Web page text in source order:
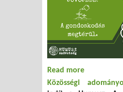
Read more
Közösségi